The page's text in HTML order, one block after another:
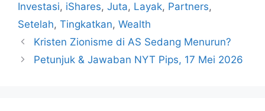
Investasi, iShares, Juta, Layak, Partners,
Setelah, Tingkatkan, Wealth
Kristen Zionisme di AS Sedang Menurun?
Petunjuk & Jawaban NYT Pips, 17 Mei 2026